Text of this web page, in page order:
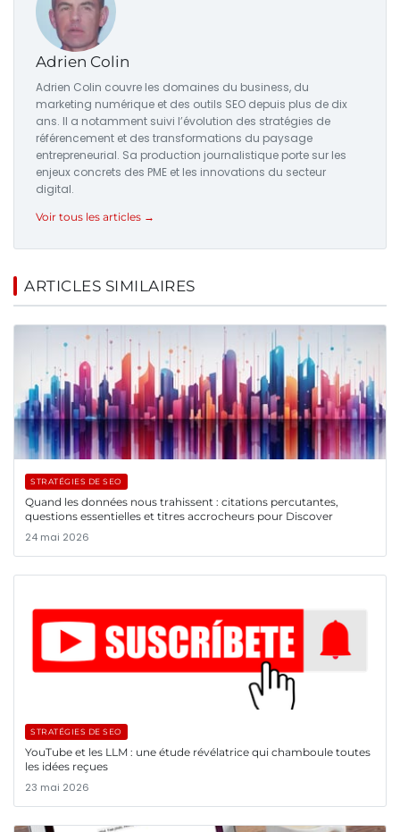
Adrien Colin
Adrien Colin couvre les domaines du business, du
marketing numérique et des outils SEO depuis plus de dix
ans. Il a notamment suivi l’évolution des stratégies de
référencement et des transformations du paysage
entrepreneurial. Sa production journalistique porte sur les
enjeux concrets des PME et les innovations du secteur
digital.
Voir tous les articles →
ARTICLES SIMILAIRES
STRATÉGIES DE SEO
Quand les données nous trahissent : citations percutantes,
questions essentielles et titres accrocheurs pour Discover
24 mai 2026
STRATÉGIES DE SEO
YouTube et les LLM : une étude révélatrice qui chamboule toutes
les idées reçues
23 mai 2026